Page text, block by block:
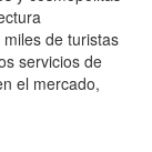
de turistas
servicios de
el mercado,